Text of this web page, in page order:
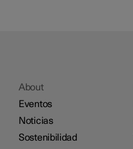
About
Eventos
Noticias
Sostenibilidad